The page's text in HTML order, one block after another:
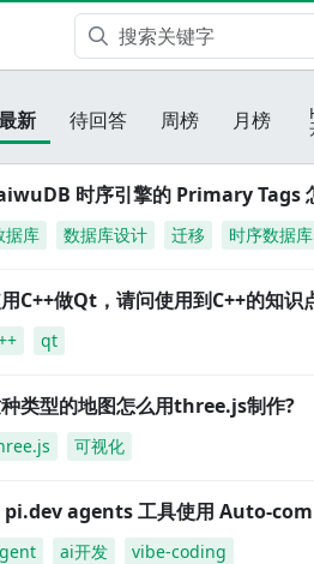
新 待回答 周榜 月榜
时序引擎的 Primary Tags
据库 数据库设计 迁移 时序数据库
C++做Qt，请问使用到C++的知识
qt
类型的地图怎么用three.js制作?
可视化
agents 工具使用 Auto-
ai开发 vibe-coding